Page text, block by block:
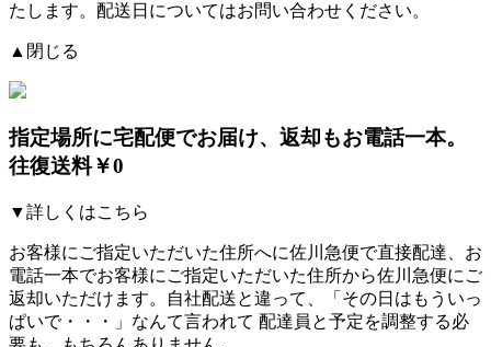
たします。配送日についてはお問い合わせください。
▲閉じる
指定場所に宅配便でお届け、返却もお電話一本。
往復送料￥0
▼詳しくはこちら
お客様にご指定いただいた住所へに佐川急便で直接配達、お
電話一本でお客様にご指定いただいた住所から佐川急便にご
返却いただけます。自社配送と違って、「その日はもういっ
ぱいで・・・」なんて言われて 配達員と予定を調整する必